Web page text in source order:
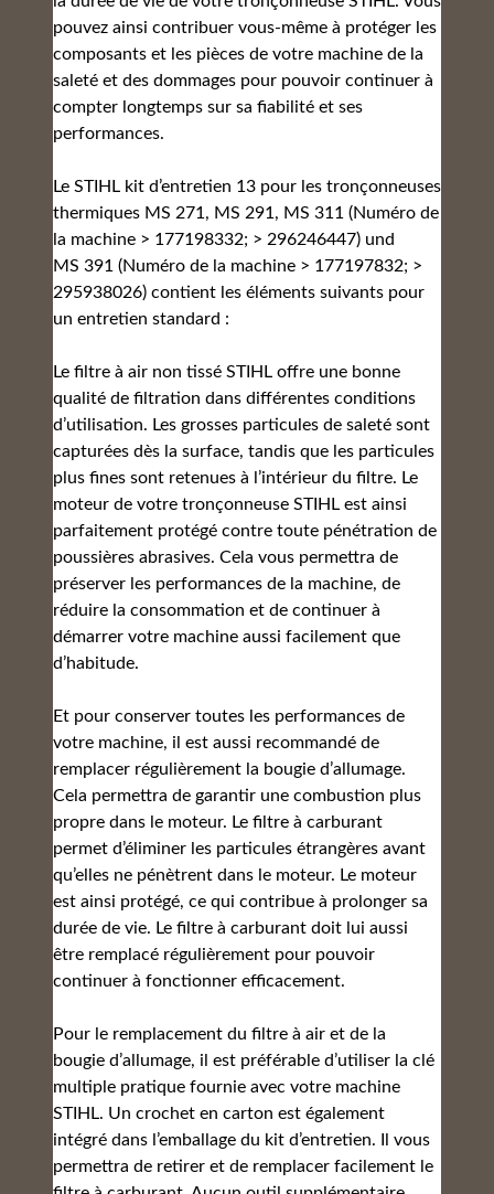
pouvez ainsi contribuer vous-même à protéger les
composants et les pièces de votre machine de la
saleté et des dommages pour pouvoir continuer à
compter longtemps sur sa fiabilité et ses
performances.
Le STIHL kit d’entretien 13 pour les tronçonneuses
thermiques MS 271, MS 291, MS 311 (Numéro de
la machine > 177198332; > 296246447) und
MS 391 (Numéro de la machine > 177197832; >
295938026) contient les éléments suivants pour
un entretien standard :
Le filtre à air non tissé STIHL offre une bonne
qualité de filtration dans différentes conditions
d’utilisation. Les grosses particules de saleté sont
capturées dès la surface, tandis que les particules
plus fines sont retenues à l’intérieur du filtre. Le
moteur de votre tronçonneuse STIHL est ainsi
parfaitement protégé contre toute pénétration de
poussières abrasives. Cela vous permettra de
préserver les performances de la machine, de
réduire la consommation et de continuer à
démarrer votre machine aussi facilement que
d’habitude.
Et pour conserver toutes les performances de
votre machine, il est aussi recommandé de
remplacer régulièrement la bougie d’allumage.
Cela permettra de garantir une combustion plus
propre dans le moteur. Le filtre à carburant
permet d’éliminer les particules étrangères avant
qu’elles ne pénètrent dans le moteur. Le moteur
est ainsi protégé, ce qui contribue à prolonger sa
durée de vie. Le filtre à carburant doit lui aussi
être remplacé régulièrement pour pouvoir
continuer à fonctionner efficacement.
Pour le remplacement du filtre à air et de la
bougie d’allumage, il est préférable d’utiliser la clé
multiple pratique fournie avec votre machine
STIHL. Un crochet en carton est également
intégré dans l’emballage du kit d’entretien. Il vous
permettra de retirer et de remplacer facilement le